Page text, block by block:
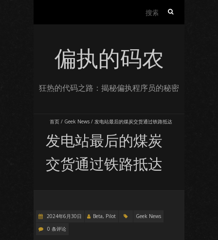
偏执的码农
狂热的代码之路：揭秘偏执程序员的秘密
首页 / Geek News / 发电站最后的煤炭交货通过铁路抵达
发电站最后的煤炭
交货通过铁路抵达
2024年6月30日 Beta, Pilot
Geek News
0 条评论